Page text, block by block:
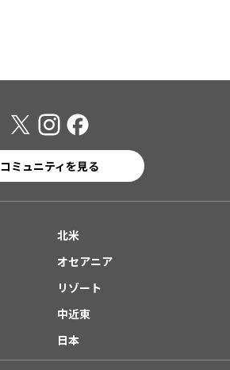
コミュニティを見る
北米
オセアニア
リゾート
中近東
日本